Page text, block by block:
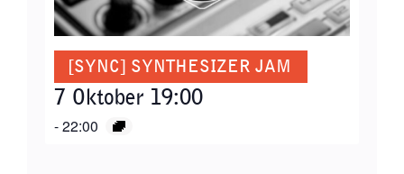
[SYNC] SYNTHESIZER JAM
7 Oktober 19:00
-22:00